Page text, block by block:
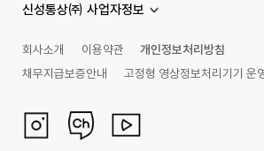
신성통상㈜ 사업자정보
회사소개 이용약관
개인정보처리방침
채무지급보증안내
고정형 영상정보처리기기 운